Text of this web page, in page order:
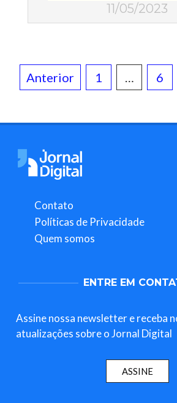
11/05/2023
Paginação
posts
Anterior 1 … 6
Contato
Políticas de Privacidade
Quem somos
ENTRE EM
Assine nossa newsletter e receba
atualizações sobre o Jornal Digital
ASSINE